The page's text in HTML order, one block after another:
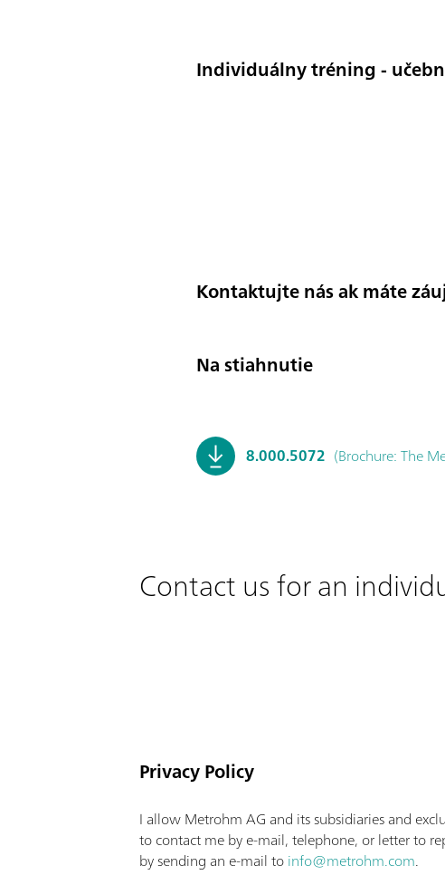
Individuálny tréning -
Kontaktujte nás ak máte
Na stiahnutie
8.000.5072 (Brochure: The
Contact us for an
Privacy Policy
I allow Metrohm AG and its subsidiaries and
to contact me by e-mail, telephone, or letter to
by sending an e-mail toinfo@metrohm.com.